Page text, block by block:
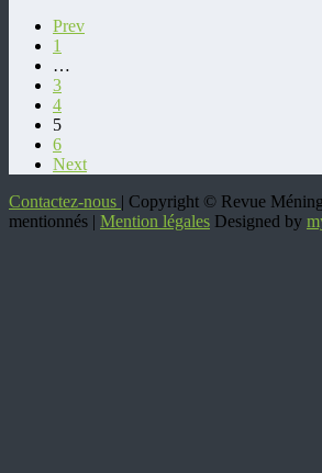
Prev
1
…
3
4
5
6
Next
Contactez-nous | Copyright © Revue
mentionnés | Mention légales Designed by